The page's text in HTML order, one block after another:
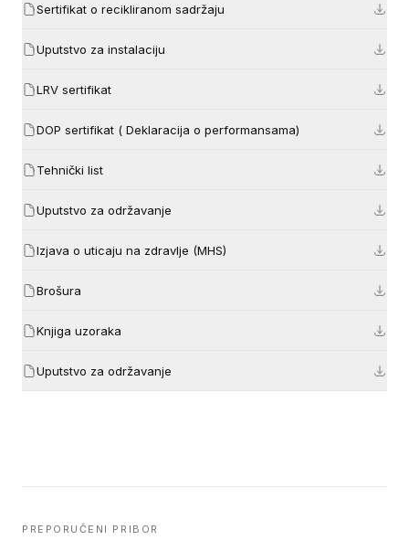
Sertifikat o recikliranom sadržaju
Uputstvo za instalaciju
LRV sertifikat
DOP sertifikat ( Deklaracija o performansama)
Tehnički list
Uputstvo za održavanje
Izjava o uticaju na zdravlje (MHS)
Brošura
Knjiga uzoraka
Uputstvo za održavanje
PREPORUČENI PRIBOR